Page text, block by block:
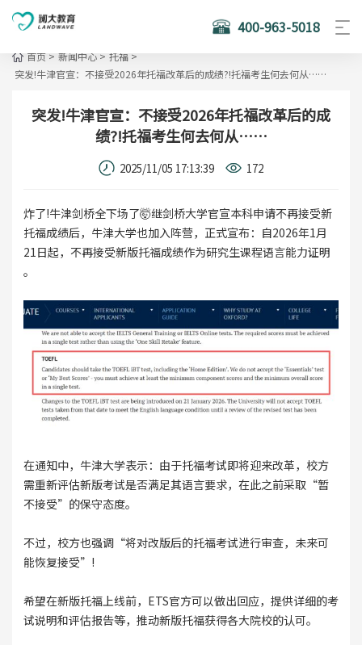
400-963-5018
首页 > 新闻中心 > 托福 >
突发!牛津官宣：不接受2026年托福改革后的成绩?!托福考生何去何从……
突发!牛津官宣：不接受2026年托福改革后的成
绩?!托福考生何去何从……
2025/11/05 17:13:39 172
炸了!牛津剑桥全下场了🤯继剑桥大学官宣本科申请不再接受新
托福成绩后，牛津大学也加入阵营，正式宣布：自2026年1月
21日起，不再接受新版托福成绩作为研究生课程语言能力证明
。
在通知中，牛津大学表示：由于托福考试即将迎来改革，校方
需重新评估新版考试是否满足其语言要求，在此之前采取“暂
不接受”的保守态度。
不过，校方也强调“将对改版后的托福考试进行审查，未来可
能恢复接受”!
希望在新版托福上线前，ETS官方可以做出回应，提供详细的考
试说明和评估报告等，推动新版托福获得各大院校的认可。